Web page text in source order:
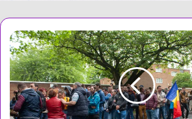
Alegeri
prezidențiale
2025:
Românii
din
diaspora,
afectați